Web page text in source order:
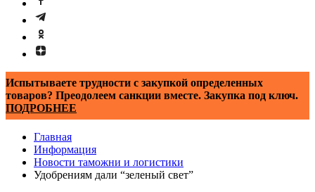
Испытываете трудности с закупкой определенных
товаров? Преодолеем санкции вместе. Закупка под ключ.
ПОДРОБНЕЕ
Главная
Информация
Новости таможни и логистики
Удобрениям дали “зеленый свет”